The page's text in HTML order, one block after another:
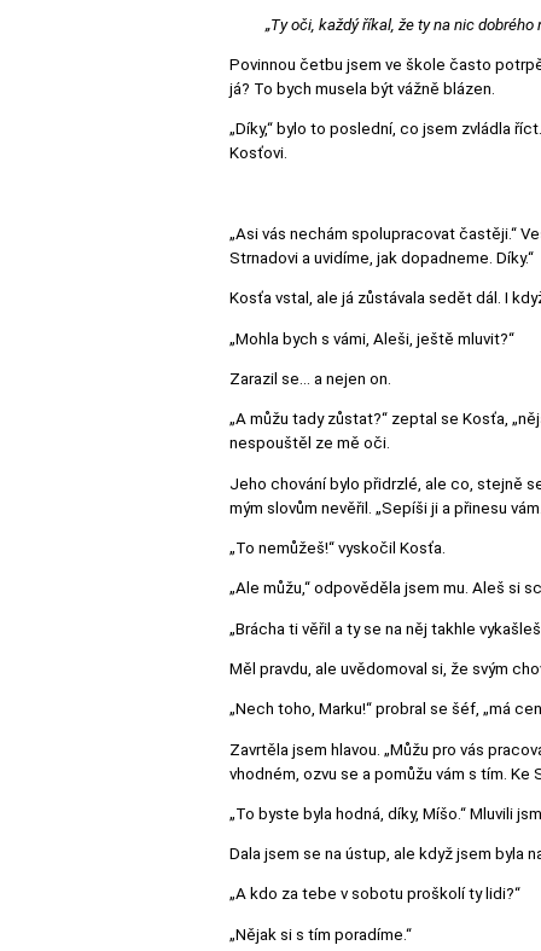
„Ty oči, každý říkal, že ty na nic
Povinnou četbu jsem ve škole často
já? To bych musela být vážně blázen.
„Díky,“ bylo to poslední, co jsem zvládla
Kosťovi.
„Asi vás nechám spolupracovat častěji.“
Strnadovi a uvidíme, jak dopadneme. Díky.“
Kosťa vstal, ale já zůstávala sedět dál. I
„Mohla bych s vámi, Aleši, ještě mluvit?“
Zarazil se… a nejen on.
„A můžu tady zůstat?“ zeptal se Kosťa,
nespouštěl ze mě oči.
Jeho chování bylo přidrzlé, ale co, stejně
mým slovům nevěřil. „Sepíši ji a přinesu
„To nemůžeš!“ vyskočil Kosťa.
„Ale můžu,“ odpověděla jsem mu. Aleš si
„Brácha ti věřil a ty se na něj takhle
Měl pravdu, ale uvědomoval si, že svým
„Nech toho, Marku!“ probral se šéf, „má
Zavrtěla jsem hlavou. „Můžu pro vás
vhodném, ozvu se a pomůžu vám s tím.
„To byste byla hodná, díky, Míšo.“ Mluvili
Dala jsem se na ústup, ale když jsem byla
„A kdo za tebe v sobotu proškolí ty lidi?“
„Nějak si s tím poradíme.“